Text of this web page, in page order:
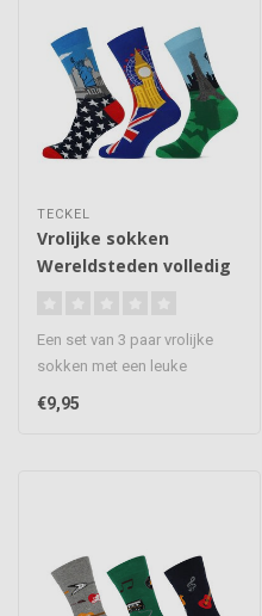
TECKEL
Vrolijke sokken
Wereldsteden volledig
Een set van 3 paar vrolijke
sokken met een leuke
sokken o..
€9,95